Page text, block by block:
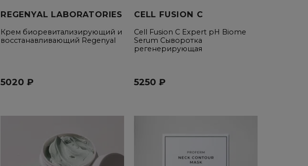
REGENYAL LABORATORIES
Крем биоревитализирующий и
восстанавливающий Regenyal
5020 ₽
CELL FUSION C
Cell Fusion C Expert pH Biome
Serum Сыворотка
регенерирующая
5250 ₽